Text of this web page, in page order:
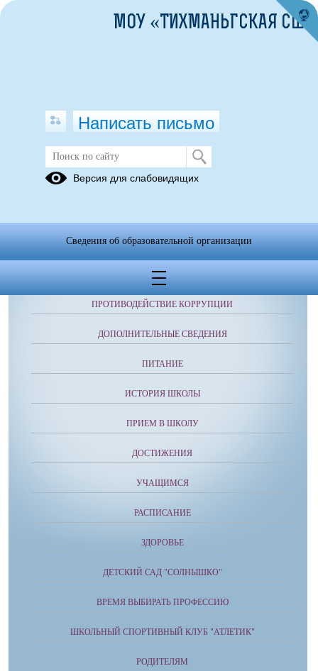
Учащимся
ОБРАЩЕНИЯ ГРАЖДАН
ПРОТИВОДЕЙСТВИЕ КОРРУПЦИИ
ДОПОЛНИТЕЛЬНЫЕ СВЕДЕНИЯ
ПИТАНИЕ
ИСТОРИЯ ШКОЛЫ
ПРИЕМ В ШКОЛУ
ДОСТИЖЕНИЯ
УЧАЩИМСЯ
РАСПИСАНИЕ
ЗДОРОВЬЕ
ДЕТСКИЙ САД "СОЛНЫШКО"
ВРЕМЯ ВЫБИРАТЬ ПРОФЕССИЮ
ШКОЛЬНЫЙ СПОРТИВНЫЙ КЛУБ "АТЛЕТИК"
РОДИТЕЛЯМ
МОУ «ТИХМАНЬГСКАЯ СШ»
Написать письмо
Версия для слабовидящих
Сведения об образовательной организации